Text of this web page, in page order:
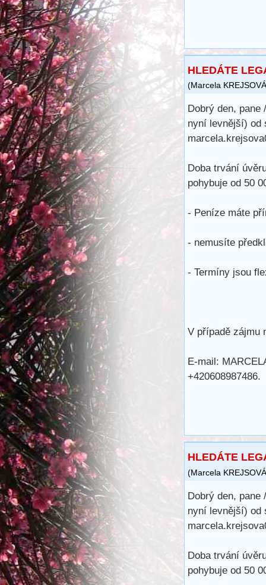
HLEDÁTE
(Marcela KREJSOVÁ
Dobrý den,
nyní levnější) od
Doba trvání
pohybuje od 50
- Peníze máte
- nemusíte
- Termíny jsou
V případě zájmu
E-mail:
+420608987486.
HLEDÁTE
(Marcela KREJSOVÁ
Dobrý den,
nyní levnější) od
Doba trvání
pohybuje od 50